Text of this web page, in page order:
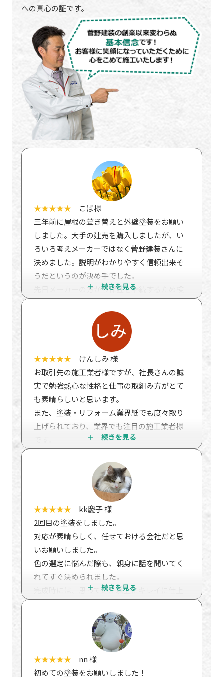
への真心の証です。
★★★★★ こば様
三年前に屋根の葺き替えと外壁塗装をお願い
しました。大手の建売を購入しましたが、い
ろいろ考えメーカーではなく菅野建装さんに
決めました。説明がわかりやすく信頼出来そ
うだというのが決め手でした。
先日メーカーの方から保証を継続するため検
査をしたいとのことで、検査をしていただく
ことになりました。
結果が出ましたので報告させてください。
一時間弱、基礎、外装、屋根、バルコニー、
雨漏り等くまなく調べていただきました。評
価は問題なし。
とても細かいところまできれいに仕事をして
いると褒めていただきました。土台の水切り
のところや、バルコニーの細かいところな
ど、一般人では気づかないところをとても褒
めていました。何とか粗を探そうとしたけ
ど、無理だったと言われました。
これは菅野さんに報告しなければと思いまし
三年たっても外壁はきれいです。とても気に入
ってます。
丁寧できれいな仕事をしていただき本当にあ
りがとうございました。
★★★★★ けんしみ 様
お取引先の施工業者様ですが、社長さんの誠
実で勉強熱心な性格と仕事の取組み方がとて
も素晴らしいと思います。
また、塗装・リフォーム業界紙でも度々取り
上げられており、業界でも注目の施工業者様
現場やショールームでもスタッフさんたちが
しっかり挨拶をしてくれます。社風なんだと
思います。素晴らしい会社です。
私が仕事を依頼するなら、やはり丁寧で誠実
な良い会社に依頼したいと思います。おスス
メの施工業者様です。
★★★★★ kk慶子 様
2回目の塗装をしました。
対応が素晴らしく、任せておける会社だと思
いお願いしました。
色の選定に悩んだ際も、親身に話を聞いてく
れてすぐ決められました。
完成時には、思っていた以上にキレイに仕上
がっていて、家族一同大満足です！
また何か困った際には、すぐ相談できる会社
だなと感じました！
★★★★★ nn 様
初めての塗装をお願いしました！